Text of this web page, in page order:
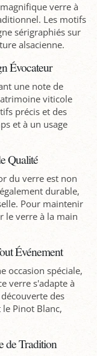
verre à
Les motifs
sérigraphiés sur
alsacienne.
Évocateur
une note de
viticole
précis et des
et à un usage
Qualité
du verre est non
durable,
Pour maintenir
le verre à la main
Événement
occasion spéciale,
verre s'adapte à
des
le Pinot Blanc,
de Tradition